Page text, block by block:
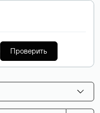
Проверить